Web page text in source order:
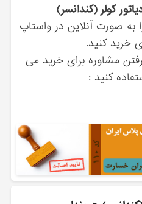
کولر (کندانسر)
به صورت آنلاین در واستاپ
خرید کنید.
مشاوره برای خرید می
کنید :